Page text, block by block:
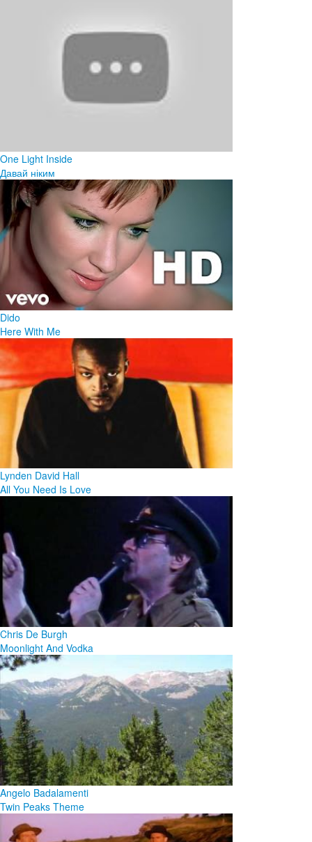
One Light Inside
Давай ніким
Dido
Here With Me
Lynden David Hall
All You Need Is Love
Chris De Burgh
Moonlight And Vodka
Angelo Badalamenti
Twin Peaks Theme